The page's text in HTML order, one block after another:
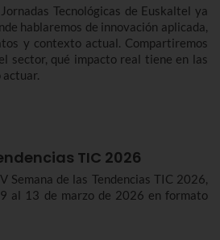
Tecnológicas de Euskaltel ya
hablaremos de innovación aplicada,
y contexto actual. Compartiremos
sector, qué impacto real tiene en las
actuar.
TIC 2026
Semana de las Tendencias TIC 2026,
al 13 de marzo de 2026 en formato